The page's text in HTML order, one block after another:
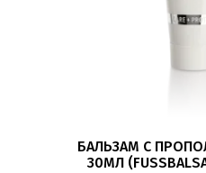
БАЛЬЗАМ С
30МЛ